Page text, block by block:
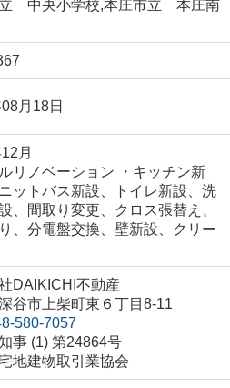
中央小学校,本庄市立 本庄南
月18日
月
リノベーション ・キッチン新
ットバス新設、トイレ新設、洗
、間取り変更、クロス張替え、
、分電盤交換、壁新設、クリー
DAIKICHI不動産
谷市上柴町東６丁目8-11
580-7057
事 (1) 第24864号
地建物取引業協会